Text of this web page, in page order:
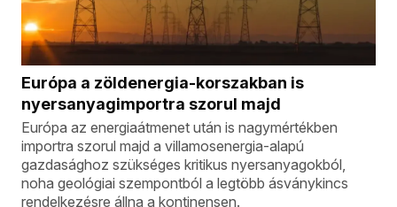
Európa a zöldenergia-korszakban is
nyersanyagimportra szorul majd
Európa az energiaátmenet után is nagymértékben
importra szorul majd a villamosenergia-alapú
gazdasághoz szükséges kritikus nyersanyagokból,
noha geológiai szempontból a legtöbb ásványkincs
rendelkezésre állna a kontinensen.